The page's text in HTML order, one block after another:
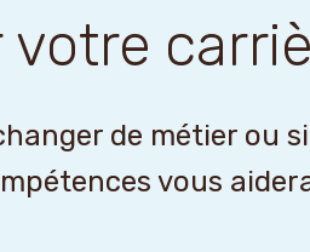
votre
de métier ou
vous